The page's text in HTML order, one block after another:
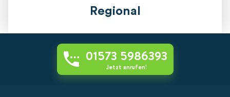
Regional
01573 5986393
Jetzt anrufen!